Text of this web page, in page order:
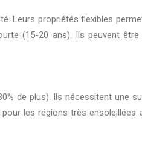
Leurs propriétés flexibles
(15-20 ans). Ils peuvent
de plus). Ils nécessitent une
les régions très ensoleillées